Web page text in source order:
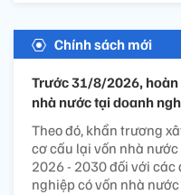
Chính sách mới
Trước 31/8/2026,
nhà nước tại doanh
Theo đó, khẩn trương
cơ cấu lại vốn nhà
2026 - 2030 đối với
nghiệp có vốn nhà